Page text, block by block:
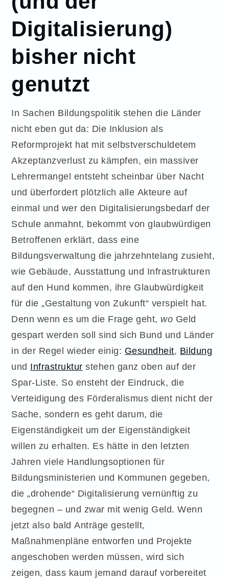
Digitalisierung)
bisher nicht
genutzt
In Sachen Bildungspolitik stehen die Länder
nicht eben gut da: Die Inklusion als
Reformprojekt hat mit selbstverschuldetem
Akzeptanzverlust zu kämpfen, ein massiver
Lehrermangel entsteht scheinbar über Nacht
und überfordert plötzlich alle Akteure auf
einmal und wer den Digitalisierungsbedarf der
Schule anmahnt, bekommt von glaubwürdigen
Betroffenen erklärt, dass eine
Bildungsverwaltung die jahrzehntelang zusieht,
wie Gebäude, Ausstattung und Infrastrukturen
auf den Hund kommen, ihre Glaubwürdigkeit
für die „Gestaltung von Zukunft“ verspielt hat.
Denn wenn es um die Frage geht, wo Geld
gespart werden soll sind sich Bund und Länder
in der Regel wieder einig: Gesundheit, Bildung
und Infrastruktur stehen ganz oben auf der
Spar-Liste. So ensteht der Eindruck, die
Verteidigung des Förderalismus dient nicht der
Sache, sondern es geht darum, die
Eigenständigkeit um der Eigenständigkeit
willen zu erhalten. Es hätte in den letzten
Jahren viele Handlungsoptionen für
Bildungsministerien und Kommunen gegeben,
die „drohende“ Digitalisierung vernünftig zu
begegnen – und zwar mit wenig Geld. Wenn
jetzt also bald Anträge gestellt,
Maßnahmenpläne entworfen und Projekte
angeschoben werden müssen, wird sich
zeigen, dass kaum jemand darauf vorbereitet